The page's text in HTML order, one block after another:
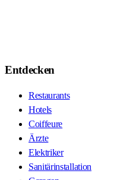
Entdecken
Restaurants
Hotels
Coiffeure
Ärzte
Elektriker
Sanitärinstallation